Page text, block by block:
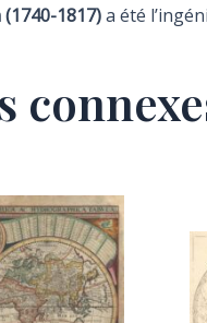
1817)a été